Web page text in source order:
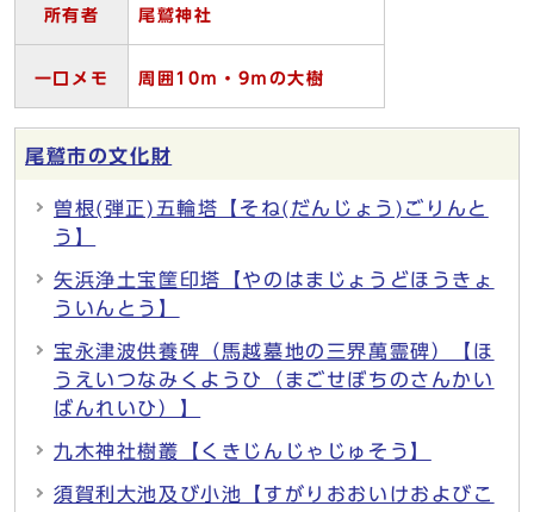
所有者 尾鷲神社
一口メモ 周囲10ｍ・9ｍの大樹
尾鷲市の文化財
曽根(弾正)五輪塔【そね(だんじょう)ごりんと
う】
矢浜浄土宝筐印塔【やのはまじょうどほうきょ
ういんとう】
宝永津波供養碑（馬越墓地の三界萬霊碑）【ほ
うえいつなみくようひ（まごせぼちのさんかい
ばんれいひ）】
九木神社樹叢【くきじんじゃじゅそう】
須賀利大池及び小池【すがりおおいけおよびこ